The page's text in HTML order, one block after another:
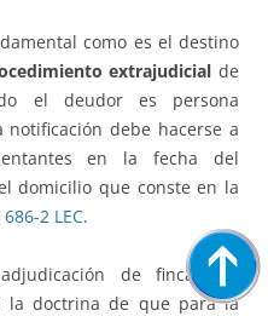
como es el destino
extrajudicial de
el deudor es persona
debe hacerse a
en la fecha del
domicilio que conste en la
686-2 LEC.
de fincas en
la doctrina de que para la